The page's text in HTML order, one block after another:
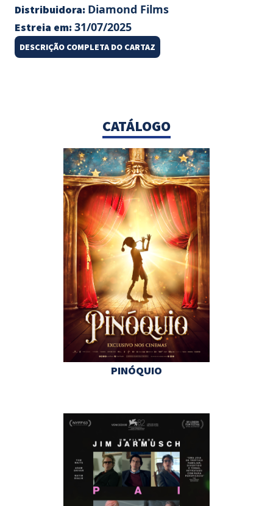
Distribuidora: Diamond Films
Estreia em: 31/07/2025
DESCRIÇÃO COMPLETA DO CARTAZ
CATÁLOGO
PINÓQUIO